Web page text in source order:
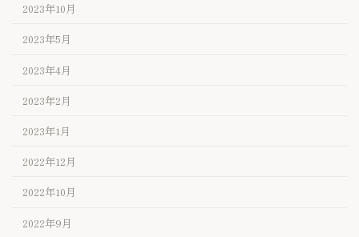
2023年10月
2023年5月
2023年4月
2023年2月
2023年1月
2022年12月
2022年10月
2022年9月